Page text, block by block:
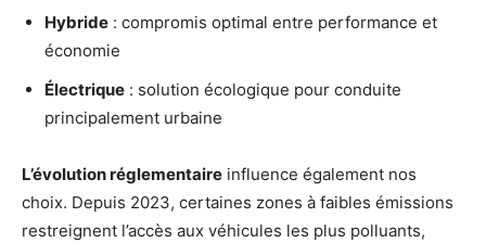
Hybride : compromis optimal entre performance et
économie
Électrique : solution écologique pour conduite
principalement urbaine
L’évolution réglementaire influence également nos
choix. Depuis 2023, certaines zones à faibles émissions
restreignent l’accès aux véhicules les plus polluants,